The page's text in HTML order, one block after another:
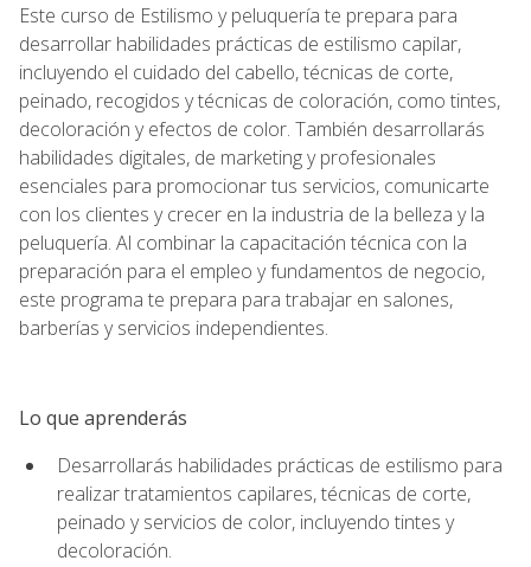
Este curso de Estilismo y peluquería te prepara para
desarrollar habilidades prácticas de estilismo capilar,
incluyendo el cuidado del cabello, técnicas de corte,
peinado, recogidos y técnicas de coloración, como tintes,
decoloración y efectos de color. También desarrollarás
habilidades digitales, de marketing y profesionales
esenciales para promocionar tus servicios, comunicarte
con los clientes y crecer en la industria de la belleza y la
peluquería. Al combinar la capacitación técnica con la
preparación para el empleo y fundamentos de negocio,
este programa te prepara para trabajar en salones,
barberías y servicios independientes.
Lo que aprenderás
Desarrollarás habilidades prácticas de estilismo para
realizar tratamientos capilares, técnicas de corte,
peinado y servicios de color, incluyendo tintes y
decoloración.